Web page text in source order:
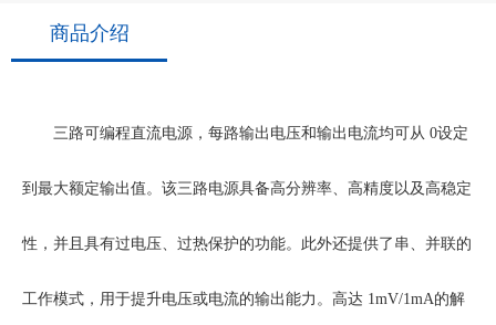
商品介绍
三路可编程直流电源，每路输出电压和输出电流均可从 0设定
到最大额定输出值。该三路电源具备高分辨率、高精度以及高稳定
性，并且具有过电压、过热保护的功能。此外还提供了串、并联的
工作模式，用于提升电压或电流的输出能力。高达 1mV/1mA的解